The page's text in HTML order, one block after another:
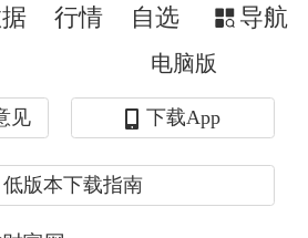
短端品种多数上
1.475%；14天期上行
行情 自选 导航
电脑版
见 下载App
低版本下载指南